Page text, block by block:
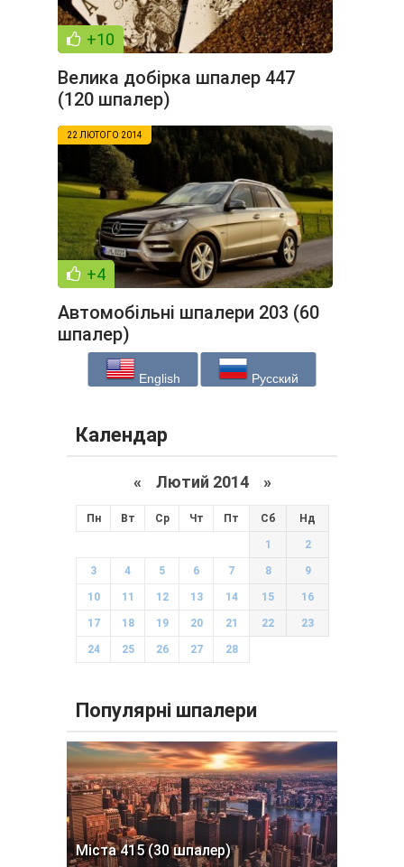
+10
Велика добірка шпалер 447
(120 шпалер)
22 ЛЮТОГО 2014
+4
Автомобільні шпалери 203 (60
шпалер)
English Русский
Календар
« Лютий 2014 »
Пн Вт Ср Чт Пт Сб Нд
1 2
3 4 5 6 7 8 9
10 11 12 13 14 15 16
17 18 19 20 21 22 23
24 25 26 27 28
Популярні шпалери
Міста 415 (30 шпалер)